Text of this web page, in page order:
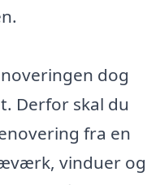
dog
Derfor skal du
fra en
vinduer og